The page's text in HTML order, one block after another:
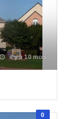
il y a 10 mois
0